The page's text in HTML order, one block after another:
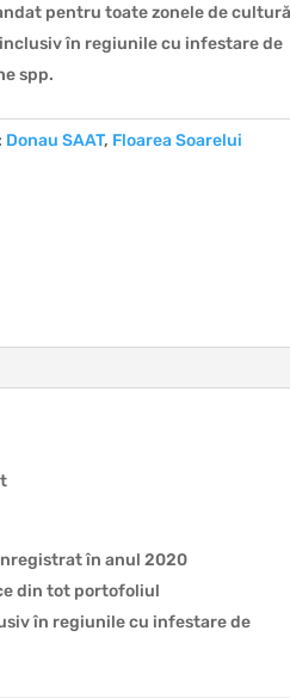
pentru toate zonele de
în regiunile cu infestare de
spp.
Donau SAAT, Floarea Soarelui
în anul 2020
din tot portofoliul
în regiunile cu infestare de